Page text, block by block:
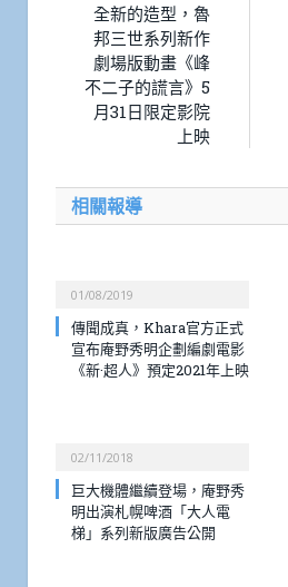
全新的造型，魯
邦三世系列新作
劇場版動畫《峰
不二子的謊言》5
月31日限定影院
上映
相關報導
01/08/2019
傳聞成真，Khara官方正式
宣布庵野秀明企劃編劇電影
《新·超人》預定2021年上映
02/11/2018
巨大機體繼續登場，庵野秀
明出演札幌啤酒「大人電
梯」系列新版廣告公開